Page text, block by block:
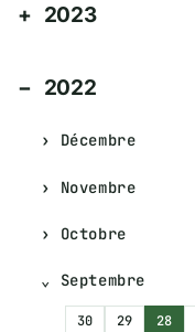
2023
2022
Décembre
Novembre
Octobre
Septembre
30 29 28